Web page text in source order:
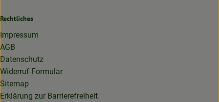
Rechtliches
Impressum
AGB
Datenschutz
Widerruf-Formular
Sitemap
Erklärung zur Barrierefreiheit